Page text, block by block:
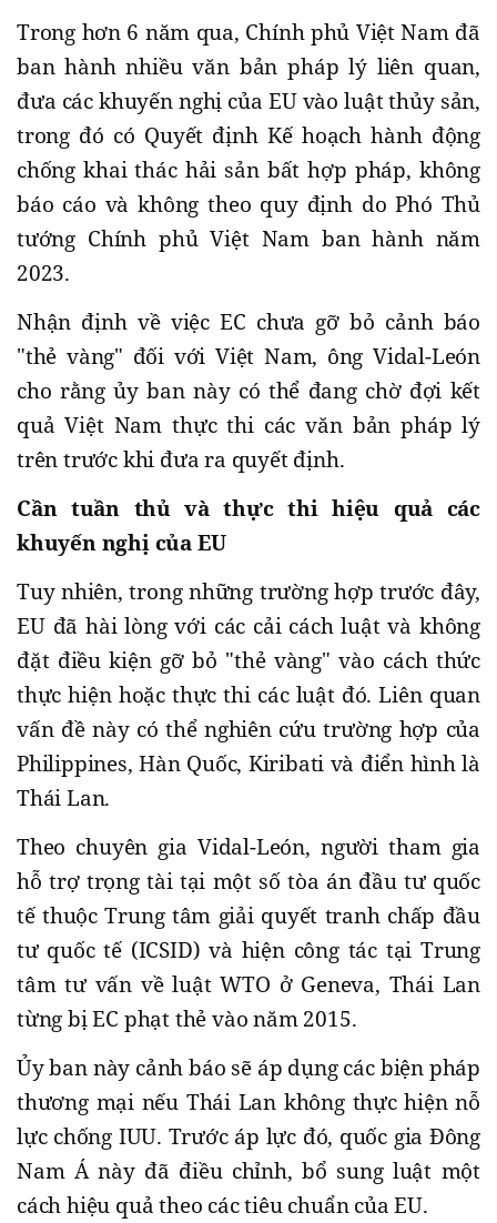
Trong hơn 6 năm qua, Chính phủ Việt Nam đã
ban hành nhiều văn bản pháp lý liên quan,
đưa các khuyến nghị của EU vào luật thủy sản,
trong đó có Quyết định Kế hoạch hành động
chống khai thác hải sản bất hợp pháp, không
báo cáo và không theo quy định do Phó Thủ
tướng Chính phủ Việt Nam ban hành năm
2023.
Nhận định về việc EC chưa gỡ bỏ cảnh báo
"thẻ vàng" đối với Việt Nam, ông Vidal-León
cho rằng ủy ban này có thể đang chờ đợi kết
quả Việt Nam thực thi các văn bản pháp lý
trên trước khi đưa ra quyết định.
Cần tuần thủ và thực thi hiệu quả các
khuyến nghị của EU
Tuy nhiên, trong những trường hợp trước đây,
EU đã hài lòng với các cải cách luật và không
đặt điều kiện gỡ bỏ "thẻ vàng" vào cách thức
thực hiện hoặc thực thi các luật đó. Liên quan
vấn đề này có thể nghiên cứu trường hợp của
Philippines, Hàn Quốc, Kiribati và điển hình là
Thái Lan.
Theo chuyên gia Vidal-León, người tham gia
hỗ trợ trọng tài tại một số tòa án đầu tư quốc
tế thuộc Trung tâm giải quyết tranh chấp đầu
tư quốc tế (ICSID) và hiện công tác tại Trung
tâm tư vấn về luật WTO ở Geneva, Thái Lan
từng bị EC phạt thẻ vào năm 2015.
Ủy ban này cảnh báo sẽ áp dụng các biện pháp
thương mại nếu Thái Lan không thực hiện nỗ
lực chống IUU. Trước áp lực đó, quốc gia Đông
Nam Á này đã điều chỉnh, bổ sung luật một
cách hiệu quả theo các tiêu chuẩn của EU.